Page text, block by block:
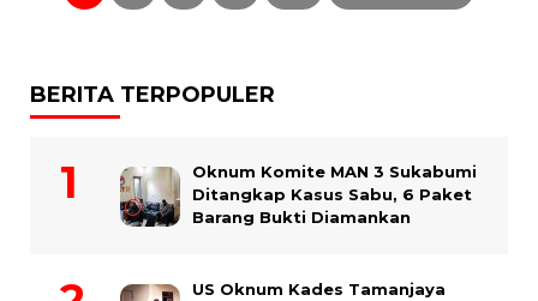
BERITA TERPOPULER
Oknum Komite MAN 3 Sukabumi
Ditangkap Kasus Sabu, 6 Paket
Barang Bukti Diamankan
US Oknum Kades Tamanjaya